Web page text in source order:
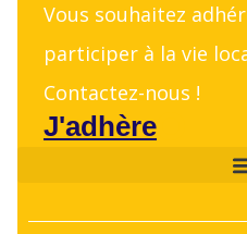
Vous souhaitez
participer à la vie
Contactez-nous !
J'adhère